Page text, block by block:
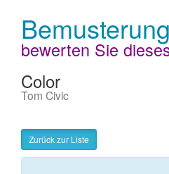
Bemusterung
bewerten Sie
Color
Tom Civic
Zurück zur Liste